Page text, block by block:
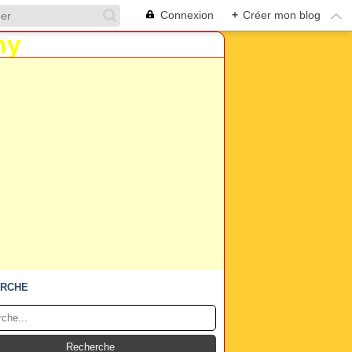
Connexion + Créer mon blog